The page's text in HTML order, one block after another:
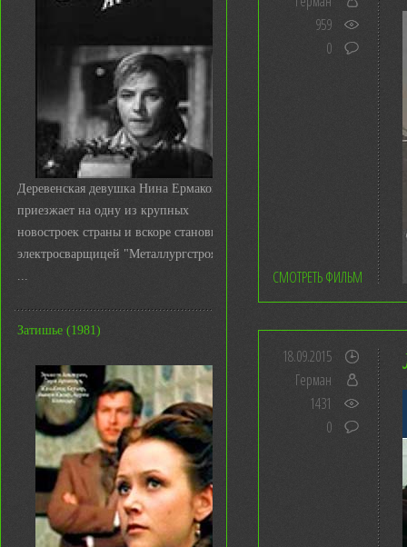
Деревенская девушка Нина Ермакова
приезжает на одну из крупных
новостроек страны и вскоре становится
электросварщицей "Металлургстроя&q
...
Затишье (1981)
959
0
СМОТРЕТЬ ФИЛЬМ
18.09.2015
Герман
1431
0